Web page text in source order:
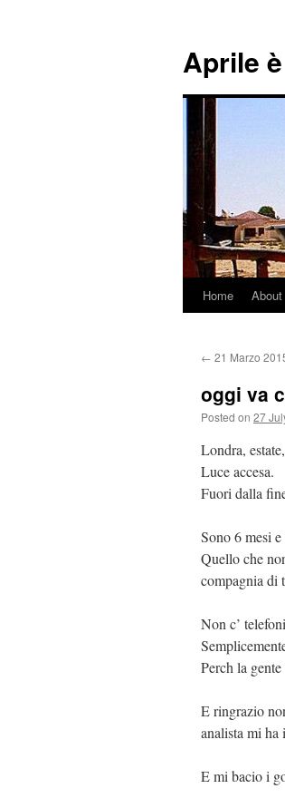
Aprile
Skip
content
Home About
← 21 Marzo
oggi va
Posted on 27
Londra,
Luce accesa.
Fuori dalla
Sono 6 mesi
Quello che
compagnia di
Non c’
Perch la
E ringrazio
analista mi ha
E mi bacio i